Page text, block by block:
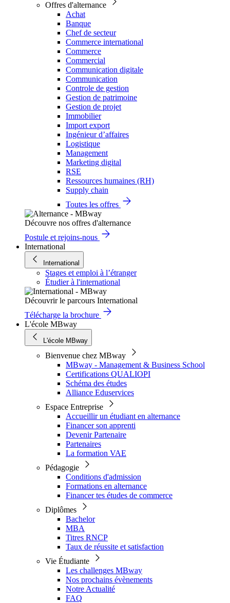
Offres d'alternance
Achat
Banque
Chef de secteur
Commerce international
Commerce
Commercial
Communication digitale
Communication
Controle de gestion
Gestion de patrimoine
Gestion de projet
Immobilier
Import export
Ingénieur d’affaires
Logistique
Management
Marketing digital
RSE
Ressources humaines (RH)
Supply chain
Toutes les offres
Découvre nos offres d'alternance
Postule et rejoins-nous
International
International
Stages et emploi à l’étranger
Étudier à l'international
Découvrir le parcours International
Télécharge la brochure
L'école MBway
L'école MBway
Bienvenue chez MBway
MBway - Management & Business School
Certifications QUALIOPI
Schéma des études
Alliance Eduservices
Espace Entreprise
Accueillir un étudiant en alternance
Financer son apprenti
Devenir Partenaire
Partenaires
La formation VAE
Pédagogie
Conditions d'admission
Formations en alternance
Financer tes études de commerce
Diplômes
Bachelor
MBA
Titres RNCP
Taux de réussite et satisfaction
Vie Étudiante
Les challenges MBway
Nos prochains évènements
Notre Actualité
FAQ